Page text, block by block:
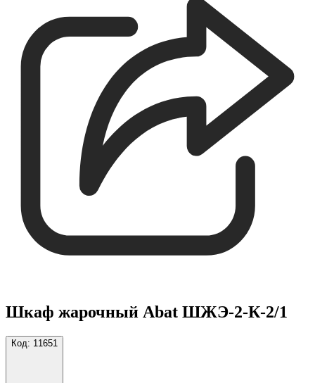
Шкаф жарочный Abat ШЖЭ-2-К-2/1
Код: 11651